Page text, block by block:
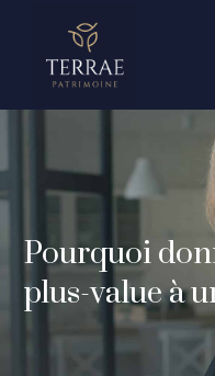
Pourquoi
plus-value à